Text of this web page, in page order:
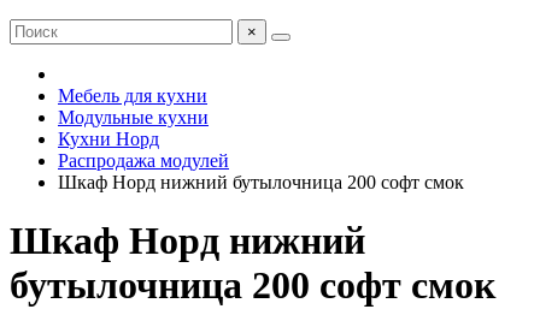
×
Мебель для кухни
Модульные кухни
Кухни Норд
Распродажа модулей
Шкаф Норд нижний бутылочница 200 софт смок
Шкаф Норд нижний
бутылочница 200 софт смок